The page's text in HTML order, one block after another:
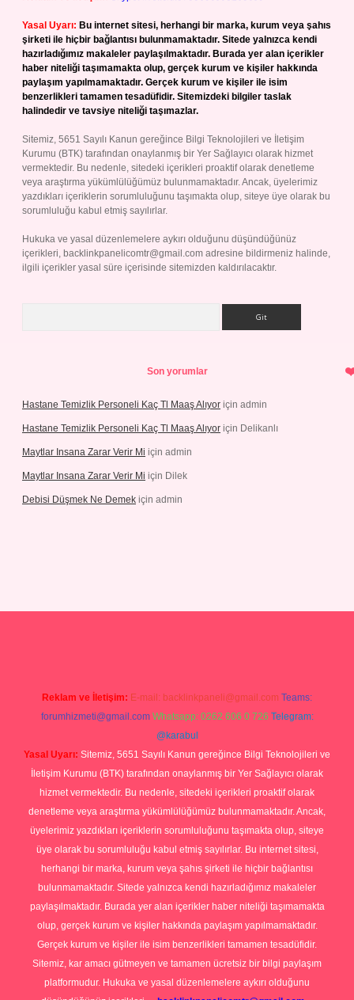
Yasal Uyarı: Bu internet sitesi, herhangi bir marka, kurum veya şahıs
şirketi ile hiçbir bağlantısı bulunmamaktadır. Sitede yalnızca kendi
hazırladığımız makaleler paylaşılmaktadır. Burada yer alan içerikler
haber niteliği taşımamakta olup, gerçek kurum ve kişiler hakkında
paylaşım yapılmamaktadır. Gerçek kurum ve kişiler ile isim
benzerlikleri tamamen tesadüfidir. Sitemizdeki bilgiler taslak
halindedir ve tavsiye niteliği taşımazlar.
Sitemiz, 5651 Sayılı Kanun gereğince Bilgi Teknolojileri ve İletişim
Kurumu (BTK) tarafından onaylanmış bir Yer Sağlayıcı olarak hizmet
vermektedir. Bu nedenle, sitedeki içerikleri proaktif olarak denetleme
veya araştırma yükümlülüğümüz bulunmamaktadır. Ancak, üyelerimiz
yazdıkları içeriklerin sorumluluğunu taşımakta olup, siteye üye olarak bu
sorumluluğu kabul etmiş sayılırlar.
Hukuka ve yasal düzenlemelere aykırı olduğunu düşündüğünüz
içerikleri, backlinkpanelicomtr@gmail.com adresine bildirmeniz halinde,
ilgili içerikler yasal süre içerisinde sitemizden kaldırılacaktır.
Son yorumlar
Hastane Temizlik Personeli Kaç Tl Maaş Alıyor için admin
Hastane Temizlik Personeli Kaç Tl Maaş Alıyor için Delikanlı
Maytlar Insana Zarar Verir Mi için admin
Maytlar Insana Zarar Verir Mi için Dilek
Debisi Düşmek Ne Demek için admin
Reklam ve İletişim: E-mail: backlinkpaneli@gmail.com Teams:
forumhizmeti@gmail.com Whatsapp: 0262 606 0 726 Telegram:
@karabul
Yasal Uyarı: Sitemiz, 5651 Sayılı Kanun gereğince Bilgi Teknolojileri ve
İletişim Kurumu (BTK) tarafından onaylanmış bir Yer Sağlayıcı olarak
hizmet vermektedir. Bu nedenle, sitedeki içerikleri proaktif olarak
denetleme veya araştırma yükümlülüğümüz bulunmamaktadır. Ancak,
üyelerimiz yazdıkları içeriklerin sorumluluğunu taşımakta olup, siteye
üye olarak bu sorumluluğu kabul etmiş sayılırlar. Bu internet sitesi,
herhangi bir marka, kurum veya şahıs şirketi ile hiçbir bağlantısı
bulunmamaktadır. Sitede yalnızca kendi hazırladığımız makaleler
paylaşılmaktadır. Burada yer alan içerikler haber niteliği taşımamakta
olup, gerçek kurum ve kişiler hakkında paylaşım yapılmamaktadır.
Gerçek kurum ve kişiler ile isim benzerlikleri tamamen tesadüfidir.
Sitemiz, kar amacı gütmeyen ve tamamen ücretsiz bir bilgi paylaşım
platformudur. Hukuka ve yasal düzenlemelere aykırı olduğunu